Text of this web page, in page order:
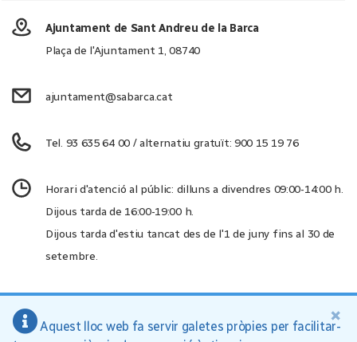
Ajuntament de Sant Andreu de la Barca
Plaça de l'Ajuntament 1, 08740
ajuntament@sabarca.cat
Tel. 93 635 64 00 / alternatiu gratuït: 900 15 19 76
Horari d'atenció al públic: dilluns a divendres 09:00-14:00 h.
Dijous tarda de 16:00-19:00 h.
Dijous tarda d'estiu tancat des de l'1 de juny fins al 30 de
setembre.
Ajuntament de Sant Andreu de la Barca, 2026
Aquest lloc web fa servir galetes pròpies per facilitar-
×